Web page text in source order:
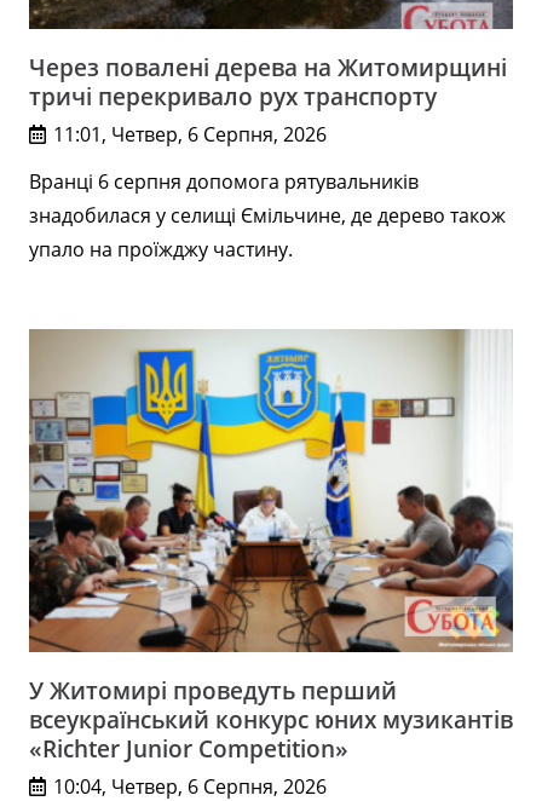
Через повалені дерева на Житомирщині
тричі перекривало рух транспорту
11:01, Четвер, 6 Серпня, 2026
Вранці 6 серпня допомога рятувальників
знадобилася у селищі Ємільчине, де дерево також
упало на проїжджу частину.
У Житомирі проведуть перший
всеукраїнський конкурс юних музикантів
«Richter Junior Competition»
10:04, Четвер, 6 Серпня, 2026